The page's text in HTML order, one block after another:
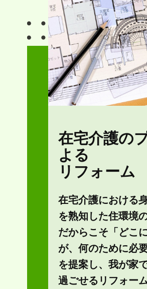
在宅介護の
よる
リフォーム
在宅介護における
を熟知した住環境
だからこそ「どこ
が、何のために必
を提案し、我が家
過ごせるリフォー